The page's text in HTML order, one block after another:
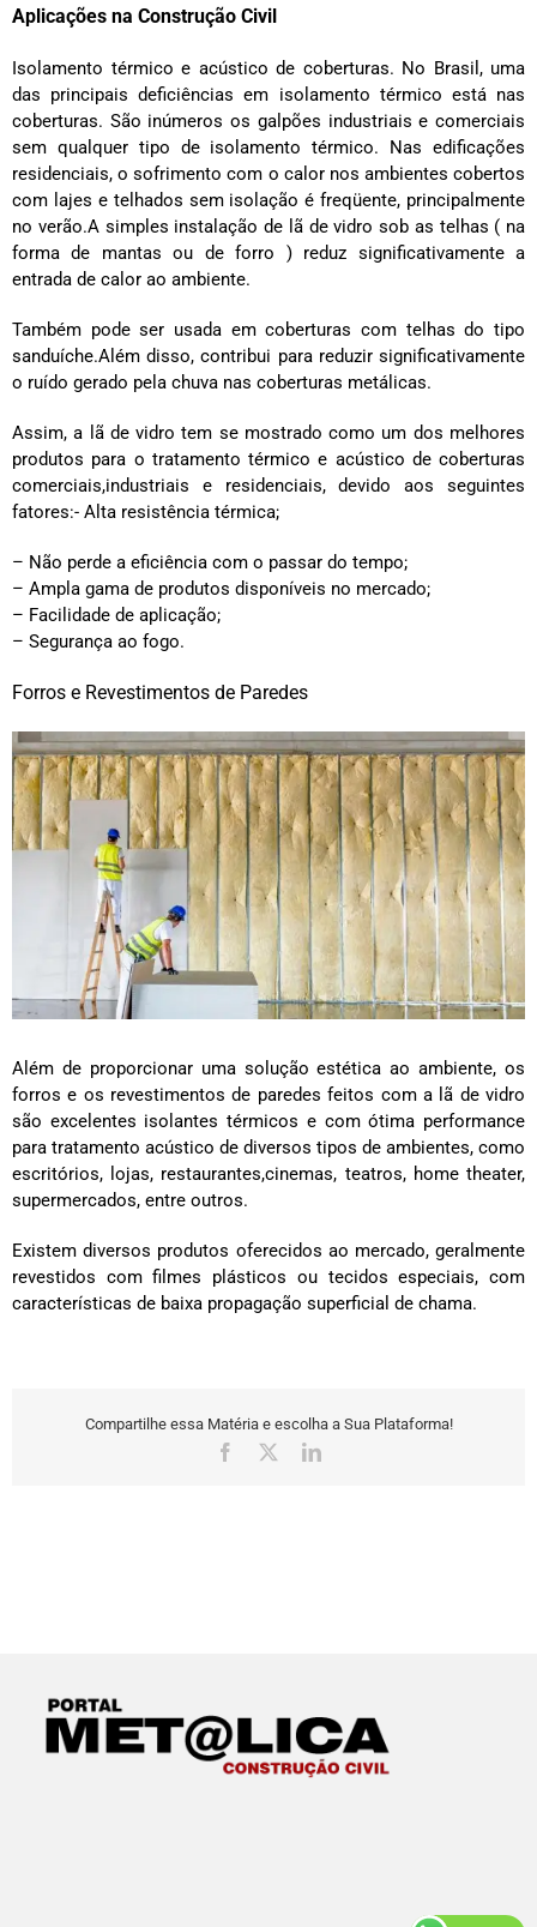
Aplicações na Construção Civil
Isolamento térmico e acústico de coberturas. No Brasil, uma
das principais deficiências em isolamento térmico está nas
coberturas. São inúmeros os galpões industriais e comerciais
sem qualquer tipo de isolamento térmico. Nas edificações
residenciais, o sofrimento com o calor nos ambientes cobertos
com lajes e telhados sem isolação é freqüente, principalmente
no verão.A simples instalação de lã de vidro sob as telhas ( na
forma de mantas ou de forro ) reduz significativamente a
entrada de calor ao ambiente.
Também pode ser usada em coberturas com telhas do tipo
sanduíche.Além disso, contribui para reduzir significativamente
o ruído gerado pela chuva nas coberturas metálicas.
Assim, a lã de vidro tem se mostrado como um dos melhores
produtos para o tratamento térmico e acústico de coberturas
comerciais,industriais e residenciais, devido aos seguintes
fatores:- Alta resistência térmica;
– Não perde a eficiência com o passar do tempo;
– Ampla gama de produtos disponíveis no mercado;
– Facilidade de aplicação;
– Segurança ao fogo.
Forros e Revestimentos de Paredes
Além de proporcionar uma solução estética ao ambiente, os
forros e os revestimentos de paredes feitos com a lã de vidro
são excelentes isolantes térmicos e com ótima performance
para tratamento acústico de diversos tipos de ambientes, como
escritórios, lojas, restaurantes,cinemas, teatros, home theater,
supermercados, entre outros.
Existem diversos produtos oferecidos ao mercado, geralmente
revestidos com filmes plásticos ou tecidos especiais, com
características de baixa propagação superficial de chama.
Compartilhe essa Matéria e escolha a Sua Plataforma!
Facebook LinkedIn